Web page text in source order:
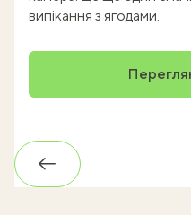
випікання з ягодами.
Назад